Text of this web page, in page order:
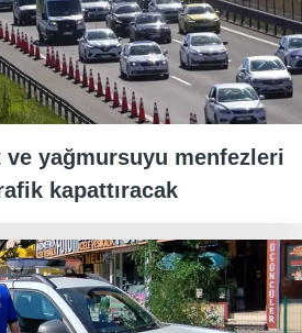
yağmursuyu menfezleri
kapattıracak